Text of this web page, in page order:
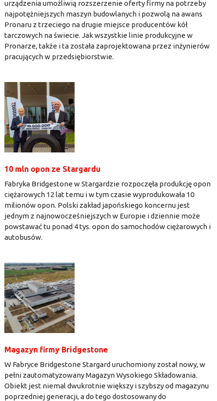
urządzenia umożliwią rozszerzenie oferty firmy na potrzeby
najpotężniejszych maszyn budowlanych i pozwolą na awans
Pronaru z trzeciego na drugie miejsce producentów kół
tarczowych na świecie. Jak wszystkie linie produkcyjne w
Pronarze, także i ta została zaprojektowana przez inżynierów
pracujących w przedsiębiorstwie.
10 mln opon ze Stargardu
Fabryka Bridgestone w Stargardzie rozpoczęła produkcję opon
ciężarowych 12 lat temu i w tym czasie wyprodukowała 10
milionów opon. Polski zakład japońskiego koncernu jest
jednym z najnowocześniejszych w Europie i dziennie może
powstawać tu ponad 4 tys. opon do samochodów ciężarowych i
autobusów.
Magazyn firmy Bridgestone
W Fabryce Bridgestone Stargard uruchomiony został nowy, w
pełni zautomatyzowany Magazyn Wysokiego Składowania.
Obiekt jest niemal dwukrotnie większy i szybszy od magazynu
poprzedniej generacji, a do tego dostosowany do